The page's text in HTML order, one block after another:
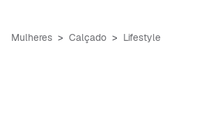
Mulheres Calçado Lifestyle